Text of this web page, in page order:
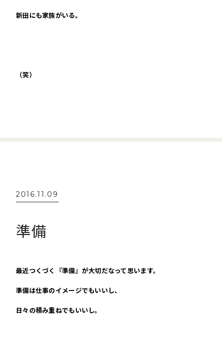
新田にも家族がいる。
（笑）
2016.11.09
準備
最近つくづく『準備』が大切だなって思います。
準備は仕事のイメージでもいいし、
日々の積み重ねでもいいし。